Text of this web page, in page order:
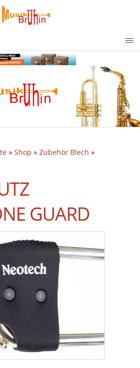
» Shop » Zubehör Blech »
GUARD